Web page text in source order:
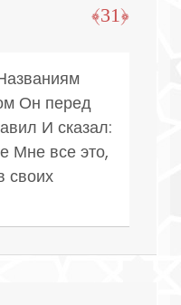
﴿31﴾
Он перед
И сказал:
Мне все это,
своих